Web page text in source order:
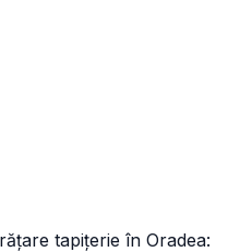
tapițerie în Oradea: